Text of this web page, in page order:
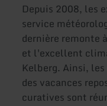
Depuis 2008, les
service
dernière remonte
et l'excellent
Kelberg. Ainsi,
des vacances
curatives sont